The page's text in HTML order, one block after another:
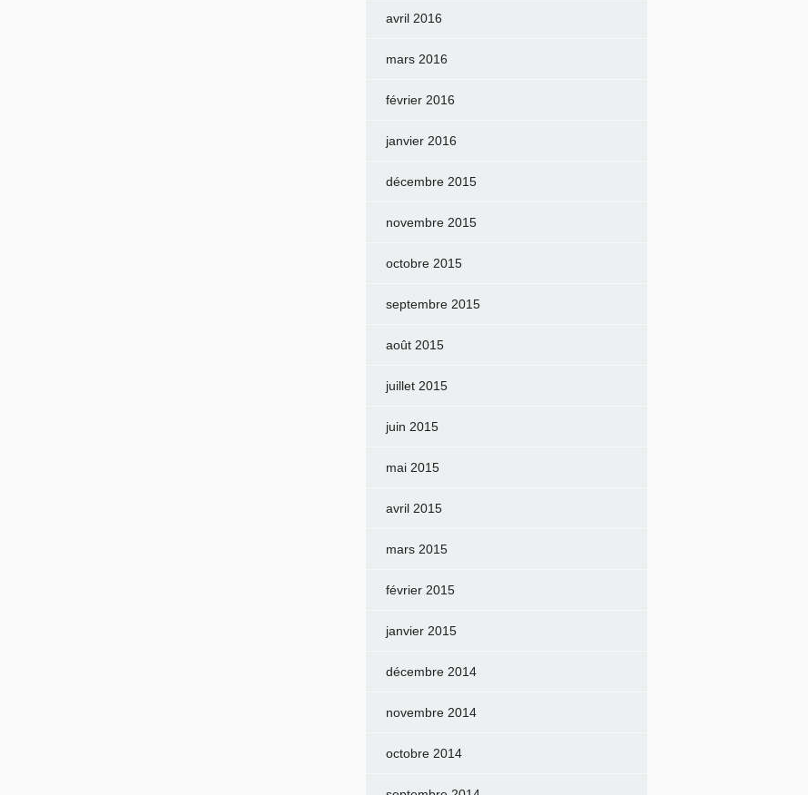
avril 2016
mars 2016
février 2016
janvier 2016
décembre 2015
novembre 2015
octobre 2015
septembre 2015
août 2015
juillet 2015
juin 2015
mai 2015
avril 2015
mars 2015
février 2015
janvier 2015
décembre 2014
novembre 2014
octobre 2014